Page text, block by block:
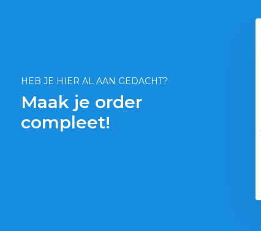
HEB JE HIER AL AAN GEDACHT?
Maak je order
compleet!